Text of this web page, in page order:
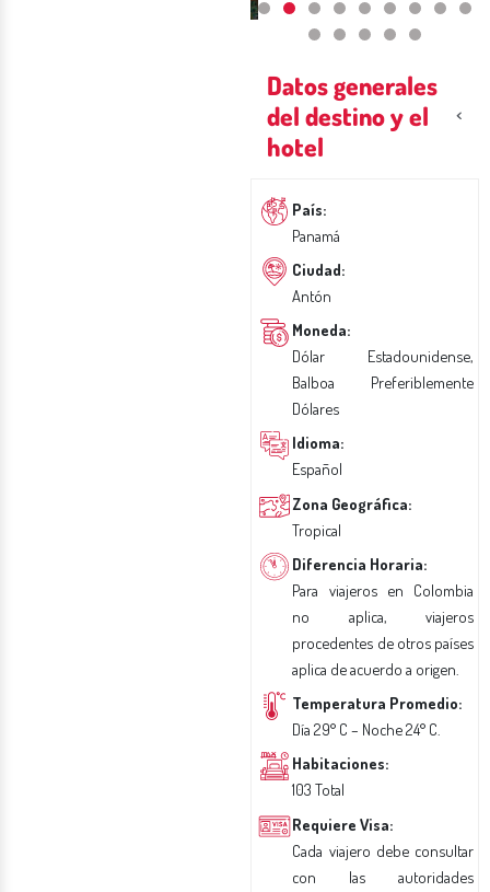
Datos generales
del destino y el
hotel
País:
Panamá
Ciudad:
Antón
Moneda:
Dólar Estadounidense,
Balboa Preferiblemente
Dólares
Idioma:
Español
Zona Geográfica:
Tropical
Diferencia Horaria:
Para viajeros en Colombia
no aplica, viajeros
procedentes de otros países
aplica de acuerdo a origen.
Temperatura Promedio:
Día 29° C – Noche 24° C.
Habitaciones:
103 Total
Requiere Visa:
Cada viajero debe consultar
con las autoridades